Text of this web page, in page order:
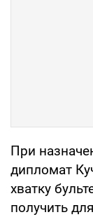
При
дипломат
хватку
получить